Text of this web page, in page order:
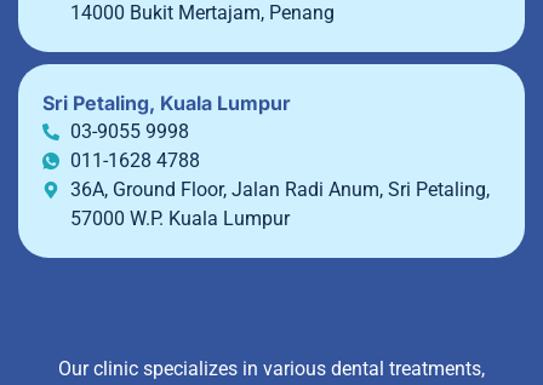
14000 Bukit Mertajam, Penang
Sri Petaling, Kuala Lumpur
03-9055 9998
011-1628 4788
36A, Ground Floor, Jalan Radi Anum, Sri Petaling,
57000 W.P. Kuala Lumpur
Our clinic specializes in various dental treatments,